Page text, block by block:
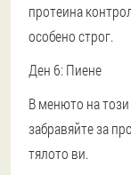
протеина
особено строг.
Ден 6: Пиене
В менюто на
забравяйте за
тялото ви.